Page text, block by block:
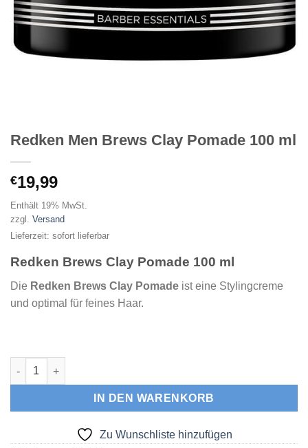
Redken Men Brews Clay Pomade 100 ml
€19,99
Enthält 19% MwSt.
zzgl. Versand
Lieferzeit: sofort lieferbar
Redken Brews Clay Pomade 100 ml
Die Redken Brews Clay Pomade ist eine Stylingcreme
und optimal für feines Haar.
Redken Men Brews Clay Pomade 100 ml Menge
IN DEN WARENKORB
Zu Wunschliste hinzufügen